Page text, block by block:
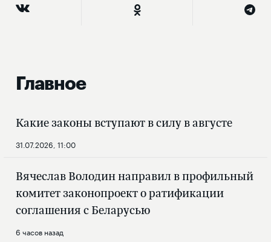
Главное
Какие законы вступают в силу в августе
31.07.2026, 11:00
Вячеслав Володин направил в профильный
комитет законопроект о ратификации
соглашения с Беларусью
6 часов назад